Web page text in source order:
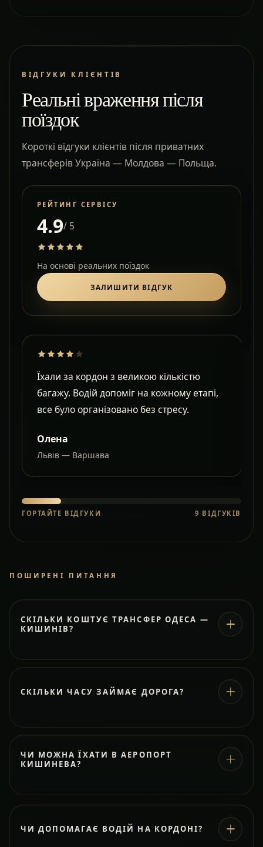
ВІДГУКИ КЛІЄНТІВ
Реальні враження після
поїздок
Короткі відгуки клієнтів після приватних
трансферів Україна — Молдова — Польща.
РЕЙТИНГ СЕРВІСУ
4.9/ 5
На основі реальних поїздок
ЗАЛИШИТИ ВІДГУК
Їхали за кордон з великою кількістю
багажу. Водій допоміг на кожному етапі,
все було організовано без стресу.
Олена
Львів — Варшава
ГОРТАЙТЕ ВІДГУКИ 9 ВІДГУКІВ
ПОШИРЕНІ ПИТАННЯ
СКІЛЬКИ КОШТУЄ ТРАНСФЕР ОДЕСА —
КИШИНІВ?
СКІЛЬКИ ЧАСУ ЗАЙМАЄ ДОРОГА?
ЧИ МОЖНА ЇХАТИ В АЕРОПОРТ
КИШИНЕВА?
ЧИ ДОПОМАГАЄ ВОДІЙ НА КОРДОНІ?